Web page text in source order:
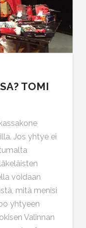
TOMI
Jos yhtye ei
voidaan
mitä menisi
yhtyeen
Valinnan